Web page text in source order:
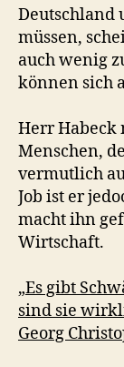
Deutschland
müssen,
auch wenig
können sich
Herr Habeck
Menschen,
vermutlich
Job ist er
macht ihn
Wirtschaft.
„Es gibt
sind sie
Georg